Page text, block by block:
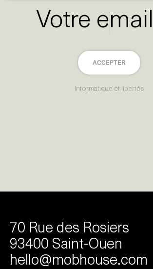
ACCEPTER
Informatique et libertés
70 Rue des Rosiers
93400 Saint-Ouen
hello@mobhouse.com